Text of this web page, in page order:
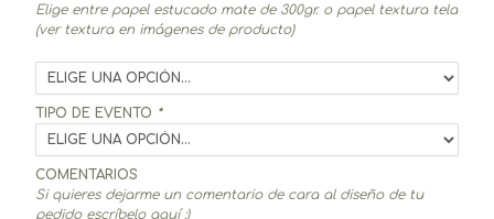
Elige entre papel estucado mate de 300gr. o papel textura tela
(ver textura en imágenes de producto)
TIPO DE EVENTO *
COMENTARIOS
Si quieres dejarme un comentario de cara al diseño de tu
pedido escríbelo aquí ;)